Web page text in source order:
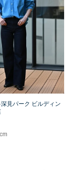
見パーク ビルディン